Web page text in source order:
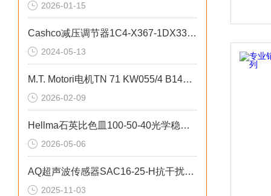
2026-01-15
Cashco减压调节器1C4-X367-1DX33251A用于气体
2024-05-13
M.T. Motori电机TN 71 KW055/4 B14紧凑型驱动
2026-02-09
Hellma石英比色皿100-50-40光学稳定性高
2026-05-06
AQ超声波传感器SAC16-25-H抗干扰能力强
2025-11-03